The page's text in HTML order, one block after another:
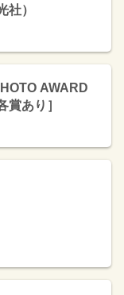
社）
AWARD
賞あり］